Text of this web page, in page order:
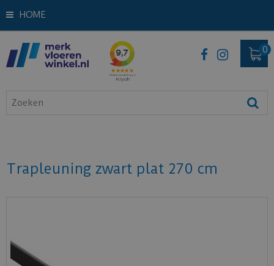
HOME
Trapleuning zwart plat 270 cm